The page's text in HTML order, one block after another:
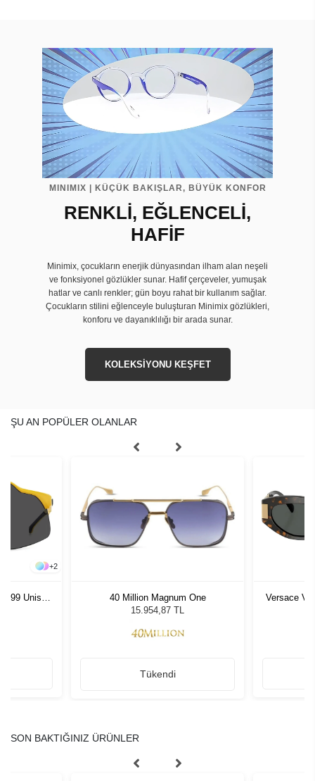
MINIMIX | KÜÇÜK BAKIŞLAR, BÜYÜK KONFOR
RENKLİ, EĞLENCELİ,
HAFİF
Minimix, çocukların enerjik dünyasından ilham alan neşeli
ve fonksiyonel gözlükler sunar. Hafif çerçeveler, yumuşak
hatlar ve canlı renkler; gün boyu rahat bir kullanım sağlar.
Çocukların stilini eğlenceyle buluşturan Minimix gözlükleri,
konforu ve dayanıklılığı bir arada sunar.
KOLEKSİYONU KEŞFET
ŞU AN POPÜLER OLANLAR
+2
99 Unisex
40 Million Magnum One
15.954,87 TL
Tükendi
Versace
SON BAKTIĞINIZ ÜRÜNLER